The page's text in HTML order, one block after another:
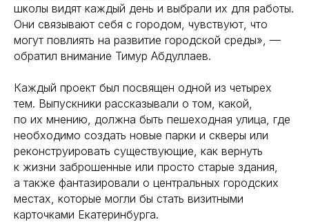
школы видят каждый день и выбрали их для работы.
Они связывают себя с городом, чувствуют, что
могут повлиять на развитие городской среды», —
обратил внимание Тимур Абдуллаев.
Каждый проект был посвящен одной из четырех
тем. Выпускники рассказывали о том, какой,
по их мнению, должна быть пешеходная улица, где
необходимо создать новые парки и скверы или
реконструировать существующие, как вернуть
к жизни заброшенные или просто старые здания,
а также фантазировали о центральных городских
местах, которые могли бы стать визитными
карточками Екатеринбурга.